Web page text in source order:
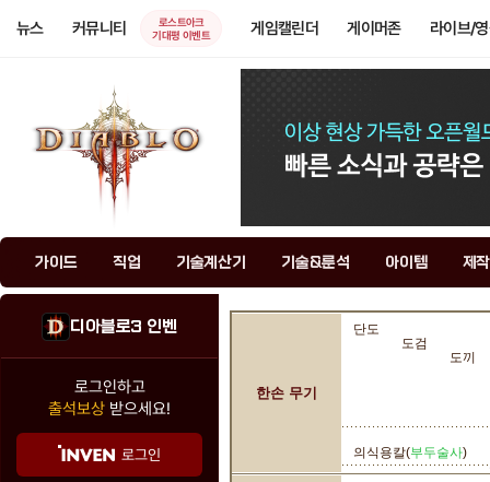
뉴스 커뮤니티
로스트아크
기대평 이벤트
게임캘린더 게이머존 라이브/
가이드 직업 기술계산기 기술&룬석 아이템 제
디아블로3 인벤
로그인하고
출석보상 받으세요!
로그인
한손 무기
단도
도검
도끼
의식용칼(부두술사)